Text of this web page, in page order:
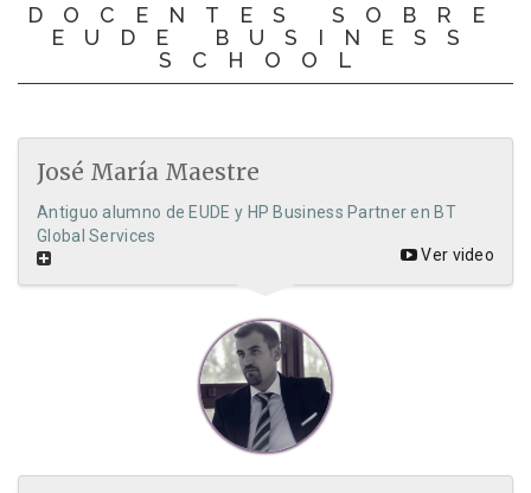
DOCENTES SOBRE
EUDE BUSINESS
SCHOOL
José María Maestre
Antiguo alumno de EUDE y HP Business Partner en BT
Global Services
Ver video